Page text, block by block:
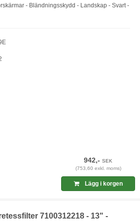
- Bländningsskydd - Landskap - Svart -
942,-SEK
(753,60 exkl. moms)
Lägg i korgen
7100312218 - 13" -